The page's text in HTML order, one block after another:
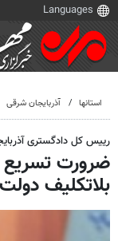
استانها آذربایجان شرقی
رییس کل دادگستری
ضرورت تسریع
بلاتکلیف